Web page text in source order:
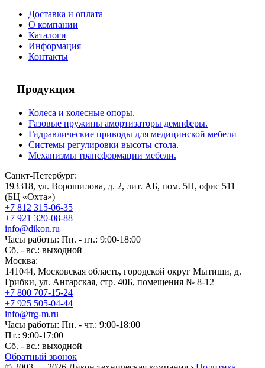
Доставка и оплата
О компании
Каталоги
Информация
Контакты
Продукция
Колеса и колесные опоры.
Газовые пружины амортизаторы демпферы.
Гидравлические приводы для медицинской мебели
Системы регулировки высоты стола.
Механизмы трансформации мебели.
Санкт-Петербург:
193318, ул. Ворошилова, д. 2, лит. АБ, пом. 5Н, офис 511
(БЦ «Охта»)
+7 812 315-06-35
+7 921 320-08-88
info@dikon.ru
Часы работы: Пн. - пт.: 9:00-18:00
Сб. - вс.: выходной
Москва:
141044, Московская область, городской округ Мытищи, д.
Грибки, ул. Ангарская, стр. 40Б, помещения № 8-12
+7 800 707-15-24
+7 925 505-04-44
info@trg-m.ru
Часы работы: Пн. - чт.: 9:00-18:00
Пт.: 9:00-17:00
Сб. - вс.: выходной
Обратный звонок